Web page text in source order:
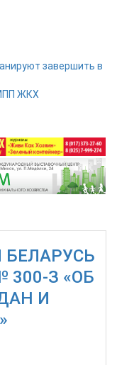
завершить в
ЖКХ
300-З «ОБ
И